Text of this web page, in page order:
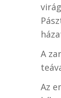
A
Az